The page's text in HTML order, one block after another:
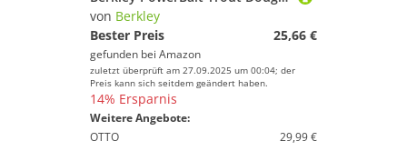
von Berkley
Bester Preis
25,66 €
gefunden bei Amazon
zuletzt überprüft am 27.09.2025 um 00:04; der
Preis kann sich seitdem geändert haben.
14% Ersparnis
Weitere Angebote:
OTTO
29,99 €